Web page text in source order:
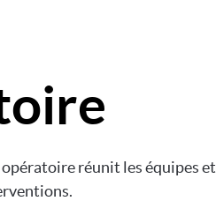
réunit les équipes et